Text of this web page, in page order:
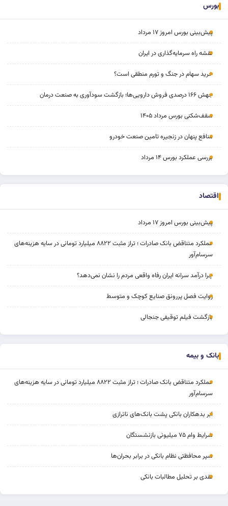
بورس
پیش‌بینی بورس امروز ۱۷ مرداد
نقشه راه سرمایه‌گذاری در ایران
خرید سهام در جنگ و تورم منطقی است؟
جهش ۱۶۶ درصدی فروش دارویی‌ها؛ بازگشت سودآوری به صنعت درمان
سقف‌شکنی بورس مرداد ۱۴۰۵
منافع پنهان در زنجیره تامین صنعت خودرو
بررسی عملکرد بورس ۱۴ مرداد
اقتصاد
پیش‌بینی بورس امروز ۱۷ مرداد
عملکرد متناقض بانک صادرات ؛ تراز مثبت ۸۸۲۲ میلیارد تومانی در سایه هزینه‌های
سرسام‌آور
چرا درآمد سرانه ایران رفاه واقعی مردم را نشان نمی‌دهد؟
روایت فصل پررونق صنایع کوچک و متوسط
بازگشت فیلم توقیفی جنجالی
بانک و بیمه
عملکرد متناقض بانک صادرات ؛ تراز مثبت ۸۸۲۲ میلیارد تومانی در سایه هزینه‌های
سرسام‌آور
ابر بدهکاران بانکی پشت بانک‌های ناترازی
شرایط وام ۷۵ میلیونی بازنشستگان
سپر محافظتی نظام بانکی در برابر بحران‌ها
نقدی بر تحلیل مطالبات بانکی